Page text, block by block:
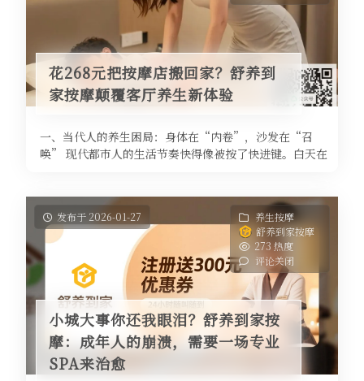
花268元把按摩店搬回家？舒养到
家按摩颠覆客厅养生新体验
一、当代人的养生困局：身体在“内卷”，沙发在“召
唤” 现代都市人的生活节奏快得像被按了快进键。白天在
发布于 2026-01-27
养生按摩
舒养到家按摩
273 热度
评论关闭
小城大事你还我眼泪？舒养到家按
摩：成年人的崩溃，需要一场专业
SPA来治愈